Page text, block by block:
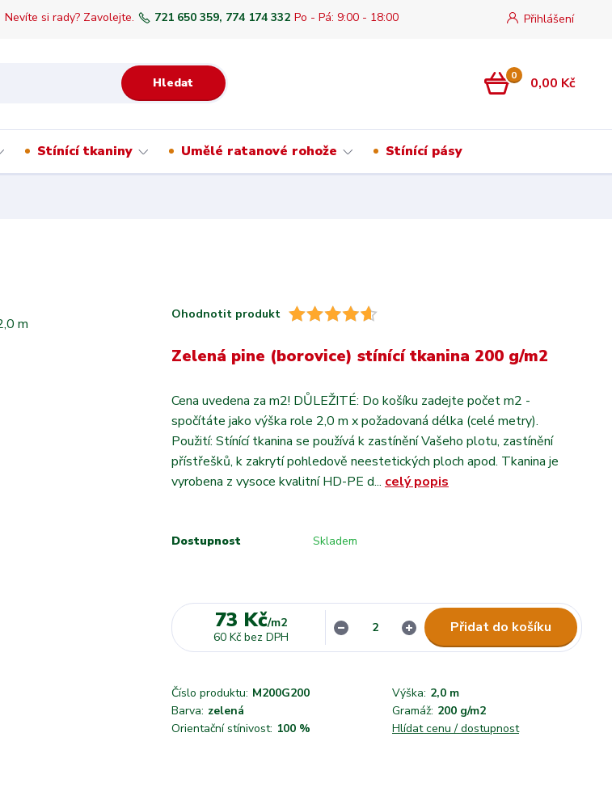
Přihlášení
Hledat
Nevíte si rady? Zavolejte. 721 650 359, 774 174 332 Po - Pá: 9:00 - 18:00
0 0,00 Kč
Stínící tkaniny Umělé ratanové rohože Stínící pásy
Ohodnotit produkt
Zelená pine (borovice) stínící tkanina 200 g/m2
Cena uvedena za m2! DŮLEŽITÉ: Do košíku zadejte počet m2 -
spočítáte jako výška role 2,0 m x požadovaná délka (celé metry).
Použití: Stínící tkanina se používá k zastínění Vašeho plotu, zastínění
přístřešků, k zakrytí pohledově neestetických ploch apod. Tkanina je
vyrobena z vysoce kvalitní HD-PE d... celý popis
Dostupnost Skladem
73 Kč/m2
60 Kč bez DPH
Přidat do košíku
Číslo produktu: M200G200 Výška: 2,0 m
Barva: zelená Gramáž: 200 g/m2
Orientační stínivost: 100 % Hlídat cenu / dostupnost